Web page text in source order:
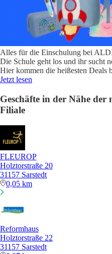
Alles für die Einschulung bei
Die Schule geht los und ihr sucht
Hier kommen die heißesten
Jetzt lesen
Geschäfte in der Nähe der
Filiale
FLEUROP
Holztorstraße 20
31157 Sarstedt
0,05 km
Reformhaus
Holztorstraße 22
31157 Sarstedt